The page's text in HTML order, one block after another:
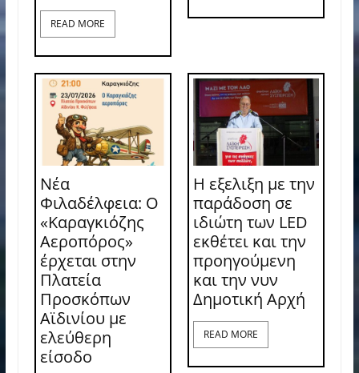
READ MORE
Νέα
Φιλαδέλφεια: Ο
«Καραγκιόζης
Αεροπόρος»
έρχεται στην
Πλατεία
Προσκόπων
Αϊδινίου με
ελεύθερη
είσοδο
Η εξελιξη με την
παράδοση σε
ιδιώτη των LED
εκθέτει και την
προηγούμενη
και την νυν
Δημοτική Αρχή
READ MORE